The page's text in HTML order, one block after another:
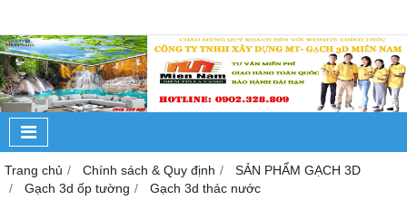
Trang chủ Chính sách & Quy định
SẢN PHẨM GẠCH 3D
Gạch 3d ốp tường
Gạch 3d thác nước